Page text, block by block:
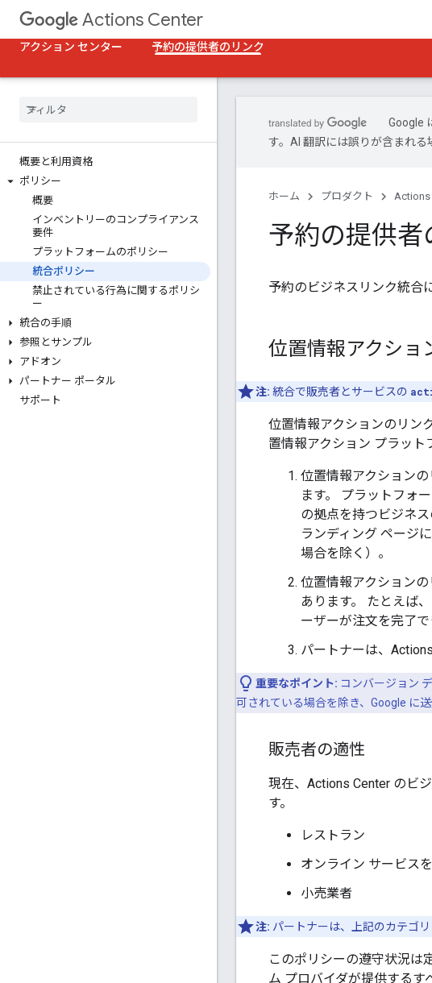
Actions Center
アクション センター
予約の提供者のリンク
概要と利用資格
ポリシー
概要
インベントリーのコンプライアンス
要件
プラットフォームのポリシー
統合ポリシー
禁止されている行為に関するポリシ
ー
統合の手順
参照とサンプル
アドオン
パートナー ポータル
サポート
Google
す。AI 翻訳には誤りが含まれる
ホーム プロダクト Actions
予約の提供
予約のビジネスリンク統合
位置情報アクショ
注: 統合で販売者とサービスの
位置情報アクションのリン
置情報アクション プラット
位置情報アクション
ます。 プラットフォ
の拠点を持つビジネ
ランディング ページ
場合を除く）。
位置情報アクション
あります。 たとえば
ーザーが注文を完了
パートナーは、
重要なポイント: コンバージョン
可されている場合を除き、Google に
販売者の適性
現在、Actions Center のビ
す。
レストラン
オンライン サービス
小売業者
注: パートナーは、上記のカテゴ
このポリシーの遵守状況は
ム プロバイダが提供するす